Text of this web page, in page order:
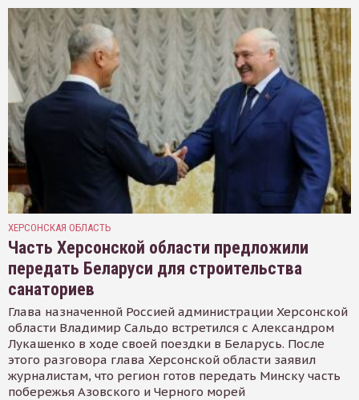
ХЕРСОНСКАЯ ОБЛАСТЬ
Часть Херсонской области предложили
передать Беларуси для строительства
санаториев
Глава назначенной Россией администрации Херсонской
области Владимир Сальдо встретился с Александром
Лукашенко в ходе своей поездки в Беларусь. После
этого разговора глава Херсонской области заявил
журналистам, что регион готов передать Минску часть
побережья Азовского и Черного морей